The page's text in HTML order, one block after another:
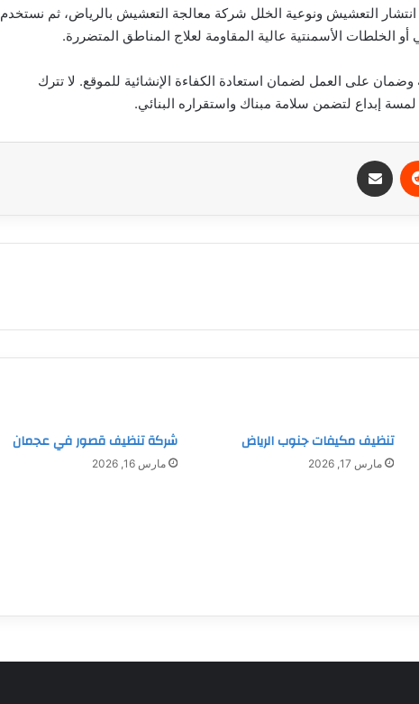
التعشيش ونوعية الخلل شركة معالجة التعشيش بالرياض، ثم نستخدم
الخلطات الأسمنتية عالية المقاومة لعلاج المناطق المتضررة.
وضمان على العمل لضمان استعادة الكفاءة الإنشائية للموقع. لا تترك
إبداع لتضمن سلامة مبناك واستقراره البنائي.
تنظيف مكيفات جنوب الرياض
مارس 17, 2026
شركة تنظيف قصور في عجمان
مارس 16, 2026